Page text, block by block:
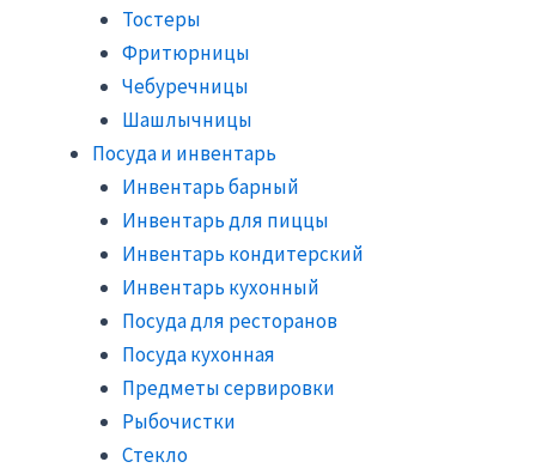
Тостеры
Фритюрницы
Чебуречницы
Шашлычницы
Посуда и инвентарь
Инвентарь барный
Инвентарь для пиццы
Инвентарь кондитерский
Инвентарь кухонный
Посуда для ресторанов
Посуда кухонная
Предметы сервировки
Рыбочистки
Стекло